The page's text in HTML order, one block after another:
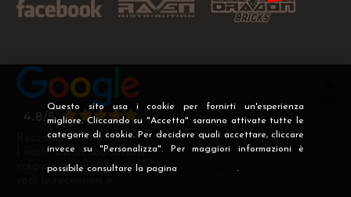
Questo sito usa i cookie per fornirti un'esperienza
migliore. Cliccando su "Accetta" saranno attivate tutte le
categorie di cookie. Per decidere quali accettare, cliccare
invece su "Personalizza". Per maggiori informazioni è
possibile consultare la pagina .
Recensioni Verificate
I nostri clienti soddisfatti
valgono più di mille parole